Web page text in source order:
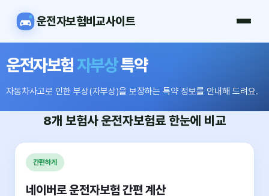
운전자보험비교사이트
운전자보험자부상특약
자동차사고로 인한 부상(자부상)을 보장하는 특약 정보를 안내해 드려요.
8개 보험사운전자보험료 한눈에 비교
간편하게
네이버로 운전자보험 간편 계산